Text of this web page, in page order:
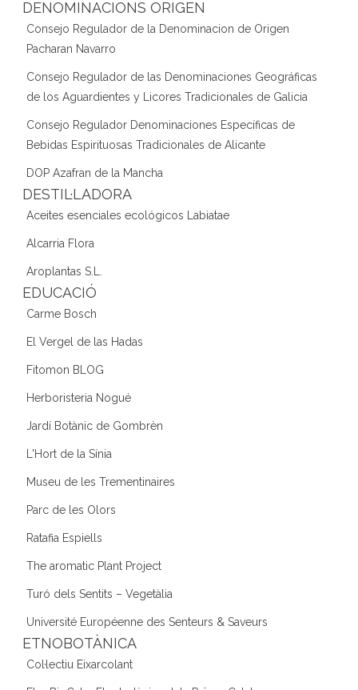
DENOMINACIONS ORIGEN
Consejo Regulador de la Denominacion de Origen
Pacharan Navarro
Consejo Regulador de las Denominaciones Geográficas
de los Aguardientes y Licores Tradicionales de Galicia
Consejo Regulador Denominaciones Específicas de
Bebidas Espirituosas Tradicionales de Alicante
DOP Azafran de la Mancha
DESTIL·LADORA
Aceites esenciales ecológicos Labiatae
Alcarria Flora
Aroplantas S.L.
EDUCACIÓ
Carme Bosch
El Vergel de las Hadas
Fitomon BLOG
Herboristeria Nogué
Jardí Botànic de Gombrèn
L'Hort de la Sínia
Museu de les Trementinaires
Parc de les Olors
Ratafia Espiells
The aromatic Plant Project
Turó dels Sentits – Vegetàlia
Université Européenne des Senteurs & Saveurs
ETNOBOTÀNICA
Col·lectiu Eixarcolant